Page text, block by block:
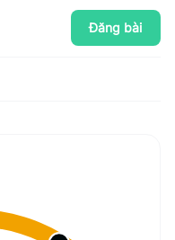
Đăng bài